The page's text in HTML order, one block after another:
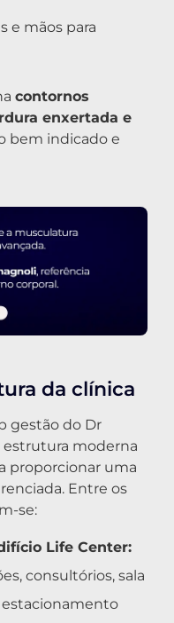
e mãos para
contornos
enxertada e
bem indicado e
da clínica
gestão do Dr
estrutura moderna
proporcionar uma
Entre os
se:
Life Center:
consultórios, sala